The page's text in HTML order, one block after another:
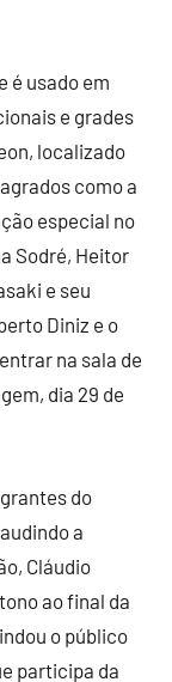
é usado em
e grades
localizado
como a
especial no
Sodré, Heitor
e seu
Diniz e o
na sala de
dia 29 de
do
a
Cláudio
ao final da
o público
participa da